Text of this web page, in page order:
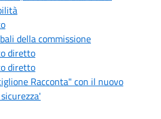
della commissione
diretto
diretto
Racconta" con il nuovo